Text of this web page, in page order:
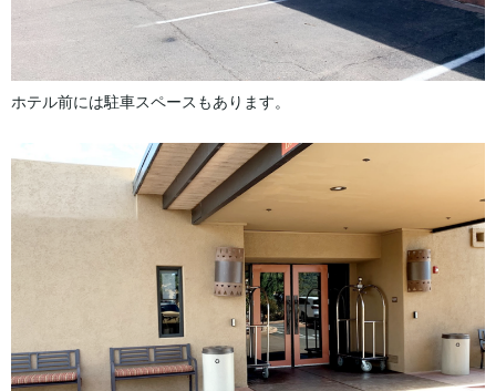
ホテル前には駐車スペースもあります。